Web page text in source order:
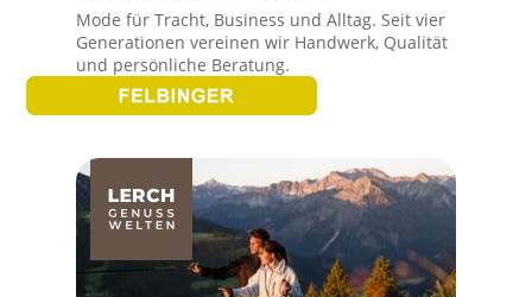
Mode für Tracht, Business und Alltag. Seit vier
Generationen vereinen wir Handwerk, Qualität
und persönliche Beratung.